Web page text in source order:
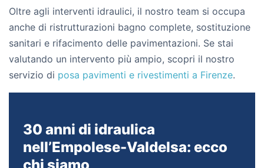
Oltre agli interventi idraulici, il nostro team si occupa
anche di ristrutturazioni bagno complete, sostituzione
sanitari e rifacimento delle pavimentazioni. Se stai
valutando un intervento più ampio, scopri il nostro
servizio di posa pavimenti e rivestimenti a Firenze.
30 anni di idraulica
nell’Empolese-Valdelsa: ecco